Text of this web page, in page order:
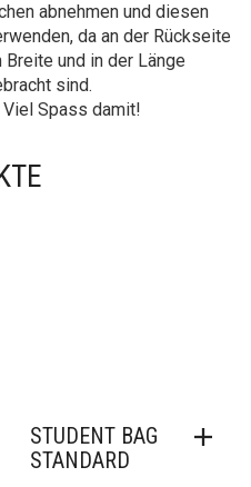
abnehmen und diesen
da an der Rückseite
und in der Länge
sind.
Spass damit!
STUDENT BAG
STANDARD